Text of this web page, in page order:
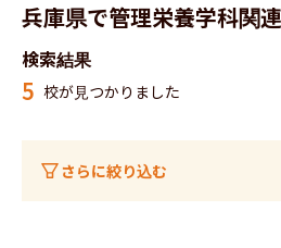
兵庫県で管理栄養学科関
検索結果
5 校が見つかりました
さらに絞り込む